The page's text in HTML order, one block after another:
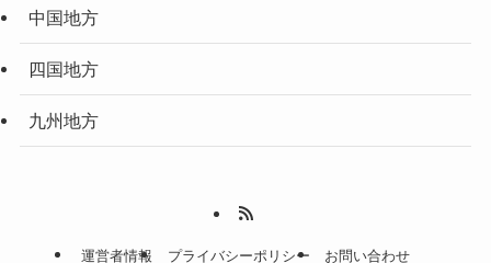
中国地方
四国地方
九州地方
運営者情報 プライバシーポリシー お問い合わせ